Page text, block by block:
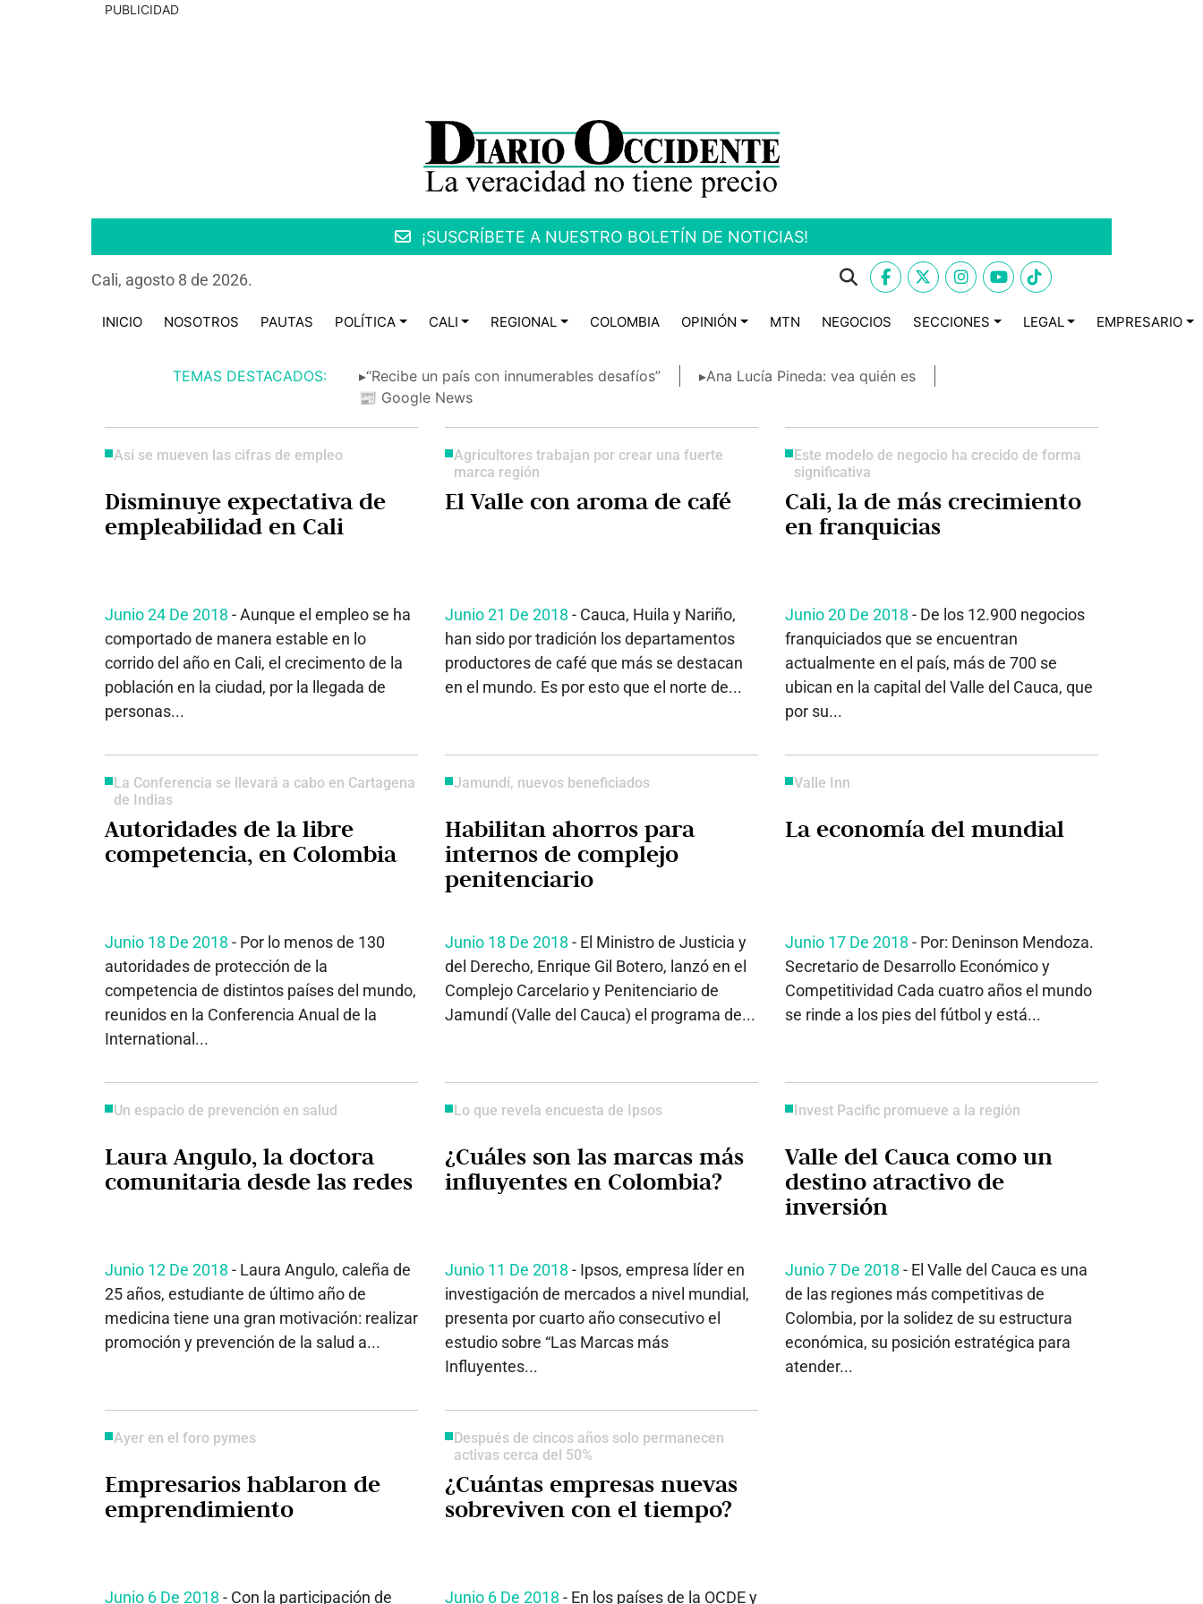
PUBLICIDAD
¡SUSCRÍBETE A NUESTRO BOLETÍN DE NOTICIAS!
Cali, agosto 8 de 2026.
INICIO NOSOTROS PAUTAS POLÍTICA CALI REGIONAL COLOMBIA OPINIÓN MTN NEGOCIOS SECCIONES LEGAL EMPRESARIO
TEMAS DESTACADOS: ▸“Recibe un país con innumerables desafíos”
▸Ana Lucía Pineda: vea quién es
📰 Google News
Así se mueven las cifras de empleo
Disminuye expectativa de
empleabilidad en Cali
Junio 24 De 2018 - Aunque el empleo se ha
comportado de manera estable en lo
corrido del año en Cali, el crecimento de la
población en la ciudad, por la llegada de
personas...
Agricultores trabajan por crear una fuerte
marca región
El Valle con aroma de café
Junio 21 De 2018 - Cauca, Huila y Nariño,
han sido por tradición los departamentos
productores de café que más se destacan
en el mundo. Es por esto que el norte de...
Este modelo de negocio ha crecido de forma
significativa
Cali, la de más crecimiento
en franquicias
Junio 20 De 2018 - De los 12.900 negocios
franquiciados que se encuentran
actualmente en el país, más de 700 se
ubican en la capital del Valle del Cauca, que
por su...
La Conferencia se llevará a cabo en Cartagena
de Indias
Autoridades de la libre
competencia, en Colombia
Junio 18 De 2018 - Por lo menos de 130
autoridades de protección de la
competencia de distintos países del mundo,
reunidos en la Conferencia Anual de la
International...
Jamundí, nuevos beneficiados
Habilitan ahorros para
internos de complejo
penitenciario
Junio 18 De 2018 - El Ministro de Justicia y
del Derecho, Enrique Gil Botero, lanzó en el
Complejo Carcelario y Penitenciario de
Jamundí (Valle del Cauca) el programa de...
Valle Inn
La economía del mundial
Junio 17 De 2018 - Por: Deninson Mendoza.
Secretario de Desarrollo Económico y
Competitividad Cada cuatro años el mundo
se rinde a los pies del fútbol y está...
Un espacio de prevención en salud
Laura Angulo, la doctora
comunitaria desde las redes
Junio 12 De 2018 - Laura Angulo, caleña de
25 años, estudiante de último año de
medicina tiene una gran motivación: realizar
promoción y prevención de la salud a...
Lo que revela encuesta de Ipsos
¿Cuáles son las marcas más
influyentes en Colombia?
Junio 11 De 2018 - Ipsos, empresa líder en
investigación de mercados a nivel mundial,
presenta por cuarto año consecutivo el
estudio sobre “Las Marcas más
Influyentes...
Invest Pacific promueve a la región
Valle del Cauca como un
destino atractivo de
inversión
Junio 7 De 2018 - El Valle del Cauca es una
de las regiones más competitivas de
Colombia, por la solidez de su estructura
económica, su posición estratégica para
atender...
Ayer en el foro pymes
Empresarios hablaron de
emprendimiento
Junio 6 De 2018 - Con la participación de
Después de cincos años solo permanecen
activas cerca del 50%
¿Cuántas empresas nuevas
sobreviven con el tiempo?
Junio 6 De 2018 - En los países de la OCDE y